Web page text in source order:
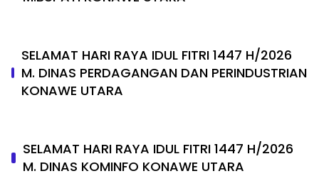
SELAMAT HARI RAYA IDUL FITRI 1447 H/2026
M. DINAS PERDAGANGAN DAN PERINDUSTRIAN
KONAWE UTARA
SELAMAT HARI RAYA IDUL FITRI 1447 H/2026
M. DINAS KOMINFO KONAWE UTARA